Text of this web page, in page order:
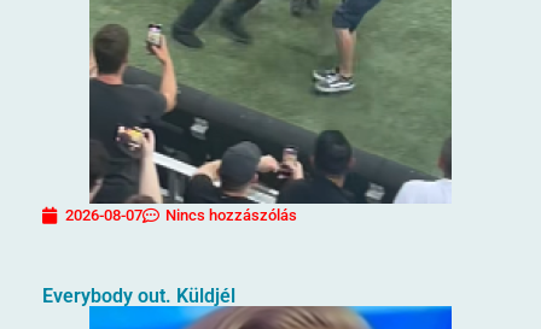
2026-08-07 Nincs hozzászólás
Everybody out. Küldjél